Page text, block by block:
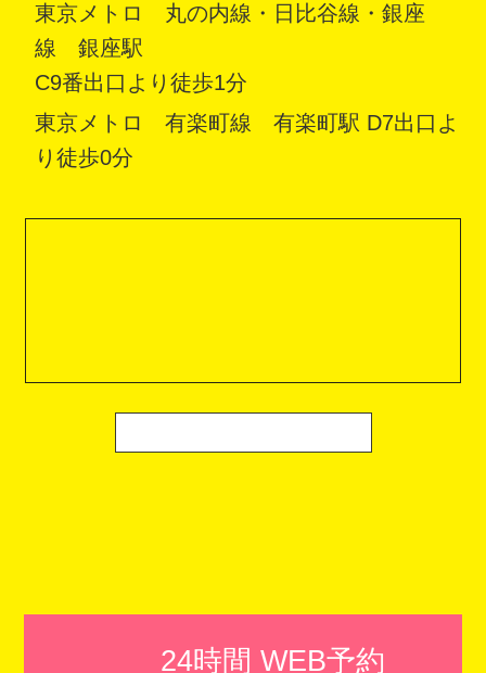
東京メトロ 丸の内線・日比谷線・銀座
線 銀座駅
C9番出口より徒歩1分
東京メトロ 有楽町線 有楽町駅 D7出口よ
り徒歩0分
24時間 WEB予約